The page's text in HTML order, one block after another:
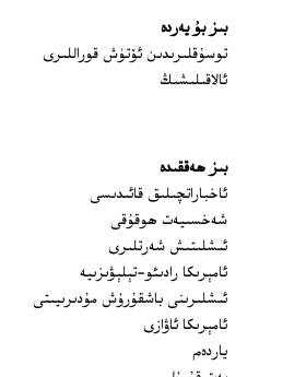
بىز بۇ يەردە
توسۇقلىرىدىن ئۆتۈش قوراللىرى
ئالاقىلىشىڭ
Opens in new
Opens in new
Opens in new
Opens in new
بىز ھەققىدە
ئاخباراتچىلىق قائىدىسى
شەخسىيەت ھوقۇقى
ئىشلىتىش شەرتلىرى
ئامېرىكا رادىئو-تېلېۋىزىيە
ئىشلىرىنى باشقۇرۇش مۇدىرىيىتى
ئامېرىكا ئاۋازى
ياردەم